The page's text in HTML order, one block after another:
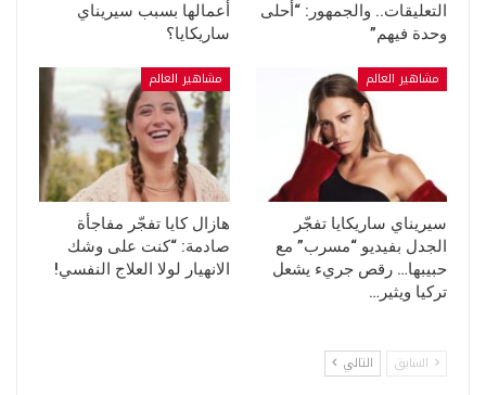
التعليقات.. والجمهور: “أحلى
وحدة فيهم”
أعمالها بسبب سيريناي
ساريكايا؟
مشاهير العالم
سيريناي ساريكايا تفجّر
الجدل بفيديو “مسرب” مع
حبيبها… رقص جريء يشعل
تركيا ويثير…
مشاهير العالم
هازال كايا تفجّر مفاجأة
صادمة: “كنت على وشك
الانهيار لولا العلاج النفسي!
السابق التالي